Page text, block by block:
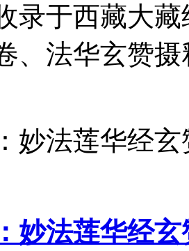
录于西藏大
、法华玄赞
妙法莲华经
妙法莲华经